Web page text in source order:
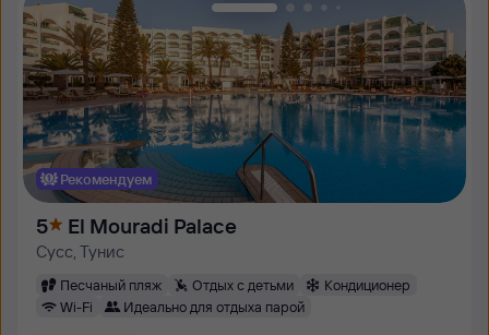
Рекомендуем
5 El Mouradi Palace
Сусс, Тунис
Песчаный пляж Отдых с детьми
Кондиционер
Wi-Fi
Идеально для отдыха парой